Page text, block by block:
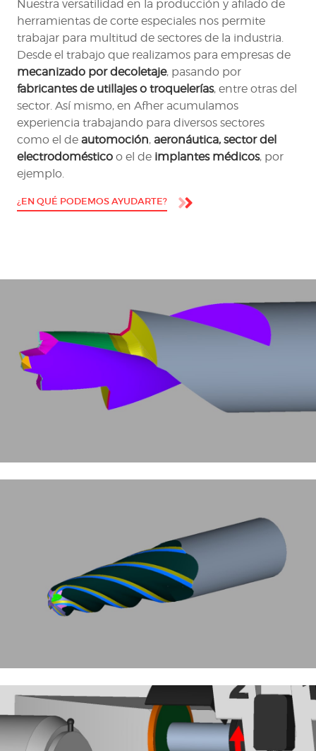
Nuestra versatilidad en la producción y afilado de
herramientas de corte especiales nos permite
trabajar para multitud de sectores de la industria.
Desde el trabajo que realizamos para empresas de
mecanizado por decoletaje, pasando por
fabricantes de utillajes o troquelerías, entre otras del
sector. Así mismo, en Afher acumulamos
experiencia trabajando para diversos sectores
como el de automoción, aeronáutica, sector del
electrodoméstico o el de implantes médicos, por
ejemplo.
¿EN QUÉ PODEMOS AYUDARTE?